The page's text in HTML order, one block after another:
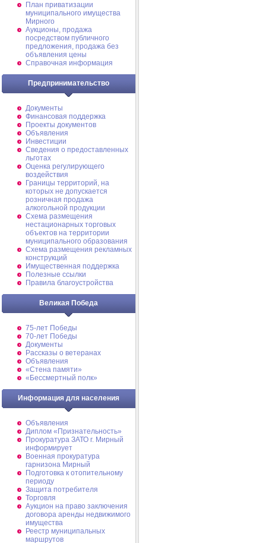
План приватизации
муниципального имущества
Мирного
Аукционы, продажа
посредством публичного
предложения, продажа без
объявления цены
Справочная информация
Предпринимательство
Документы
Финансовая поддержка
Проекты документов
Объявления
Инвестиции
Сведения о предоставленных
льготах
Оценка регулирующего
воздействия
Границы территорий, на
которых не допускается
розничная продажа
алкогольной продукции
Схема размещения
нестационарных торговых
объектов на территории
муниципального образования
Схема размещения рекламных
конструкций
Имущественная поддержка
Полезные ссылки
Правила благоустройства
Великая Победа
75-лет Победы
70-лет Победы
Документы
Рассказы о ветеранах
Объявления
«Стена памяти»
«Бессмертный полк»
Информация для населения
Объявления
Диплом «Признательность»
Прокуратура ЗАТО г. Мирный
информирует
Военная прокуратура
гарнизона Мирный
Подготовка к отопительному
периоду
Защита потребителя
Торговля
Аукцион на право заключения
договора аренды недвижимого
имущества
Реестр муниципальных
маршрутов